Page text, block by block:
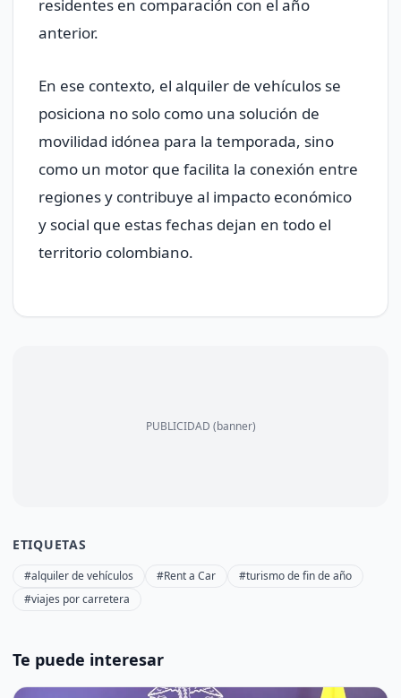
residentes en comparación con el año
anterior.
En ese contexto, el alquiler de vehículos se
posiciona no solo como una solución de
movilidad idónea para la temporada, sino
como un motor que facilita la conexión entre
regiones y contribuye al impacto económico
y social que estas fechas dejan en todo el
territorio colombiano.
PUBLICIDAD (banner)
ETIQUETAS
#alquiler de vehículos #Rent a Car
#turismo de fin de año
#viajes por carretera
Te puede interesar